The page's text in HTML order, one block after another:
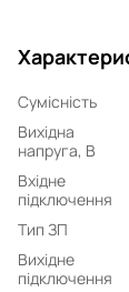
Сумісність
Вихідна
напруга, В
Вхідне
підключення
Тип ЗП
Вихідне
підключення